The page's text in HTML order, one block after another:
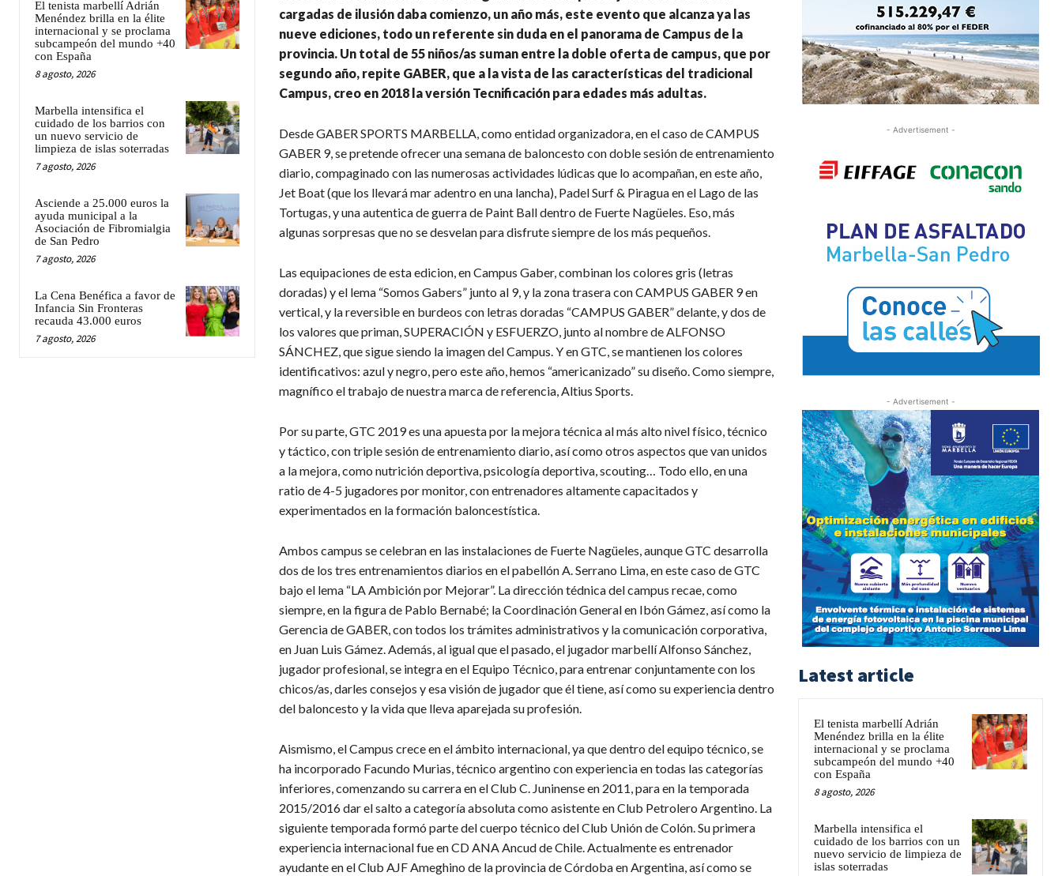
El tenista marbellí Adrián
Menéndez brilla en la élite
internacional y se proclama
subcampeón del mundo +40
con España
8 agosto, 2026
Marbella intensifica el
cuidado de los barrios con
un nuevo servicio de
limpieza de islas soterradas
7 agosto, 2026
Asciende a 25.000 euros la
ayuda municipal a la
Asociación de Fibromialgia
de San Pedro
7 agosto, 2026
La Cena Benéfica a favor de
Infancia Sin Fronteras
recauda 43.000 euros
7 agosto, 2026
cargadas de ilusión daba comienzo, un año más, este evento que alcanza ya las
nueve ediciones, todo un referente sin duda en el panorama de Campus de la
provincia. Un total de 55 niños/as suman entre la doble oferta de campus, que por
segundo año, repite GABER, que a la vista de las características del tradicional
Campus, creo en 2018 la versión Tecnificación para edades más adultas.
Desde GABER SPORTS MARBELLA, como entidad organizadora, en el caso de CAMPUS
GABER 9, se pretende ofrecer una semana de baloncesto con doble sesión de entrenamiento
diario, compaginado con las numerosas actividades lúdicas que lo acompañan, en este año,
Jet Boat (que los llevará mar adentro en una lancha), Padel Surf & Piragua en el Lago de las
Tortugas, y una autentica de guerra de Paint Ball dentro de Fuerte Nagüeles. Eso, más
algunas sorpresas que no se desvelan para disfrute siempre de los más pequeños.
Las equipaciones de esta edicion, en Campus Gaber, combinan los colores gris (letras
doradas) y el lema “Somos Gabers” junto al 9, y la zona trasera con CAMPUS GABER 9 en
vertical, y la reversible en burdeos con letras doradas “CAMPUS GABER” delante, y dos de
los valores que priman, SUPERACIÓN y ESFUERZO, junto al nombre de ALFONSO
SÁNCHEZ, que sigue siendo la imagen del Campus. Y en GTC, se mantienen los colores
identificativos: azul y negro, pero este año, hemos “americanizado” su diseño. Como siempre,
magnífico el trabajo de nuestra marca de referencia, Altius Sports.
Por su parte, GTC 2019 es una apuesta por la mejora técnica al más alto nivel físico, técnico
y táctico, con triple sesión de entrenamiento diario, así como otros aspectos que van unidos
a la mejora, como nutrición deportiva, psicología deportiva, scouting… Todo ello, en una
ratio de 4-5 jugadores por monitor, con entrenadores altamente capacitados y
experimentados en la formación baloncestística.
Ambos campus se celebran en las instalaciones de Fuerte Nagüeles, aunque GTC desarrolla
dos de los tres entrenamientos diarios en el pabellón A. Serrano Lima, en este caso de GTC
bajo el lema “LA Ambición por Mejorar”. La dirección tédnica del campus recae, como
siempre, en la figura de Pablo Bernabé; la Coordinación General en Ibón Gámez, así como la
Gerencia de GABER, con todos los trámites administrativos y la comunicación corporativa,
en Juan Luis Gámez. Además, al igual que el pasado, el jugador marbellí Alfonso Sánchez,
jugador profesional, se integra en el Equipo Técnico, para entrenar conjuntamente con los
chicos/as, darles consejos y esa visión de jugador que él tiene, así como su experiencia dentro
del baloncesto y la vida que lleva aparejada su profesión.
Aismismo, el Campus crece en el ámbito internacional, ya que dentro del equipo técnico, se
ha incorporado Facundo Murias, técnico argentino con experiencia en todas las categorías
inferiores, comenzando su carrera en el Club C. Juninense en 2011, para en la temporada
2015/2016 dar el salto a categoría absoluta como asistente en Club Petrolero Argentino. La
siguiente temporada formó parte del cuerpo técnico del Club Unión de Colón. Su primera
experiencia internacional fue en CD ANA Ancud de Chile. Actualmente es entrenador
ayudante en el Club AJF Ameghino de la provincia de Córdoba en Argentina, así como se
- Advertisement -
- Advertisement -
Latest article
El tenista marbellí Adrián
Menéndez brilla en la élite
internacional y se proclama
subcampeón del mundo +40
con España
8 agosto, 2026
Marbella intensifica el
cuidado de los barrios con un
nuevo servicio de limpieza de
islas soterradas